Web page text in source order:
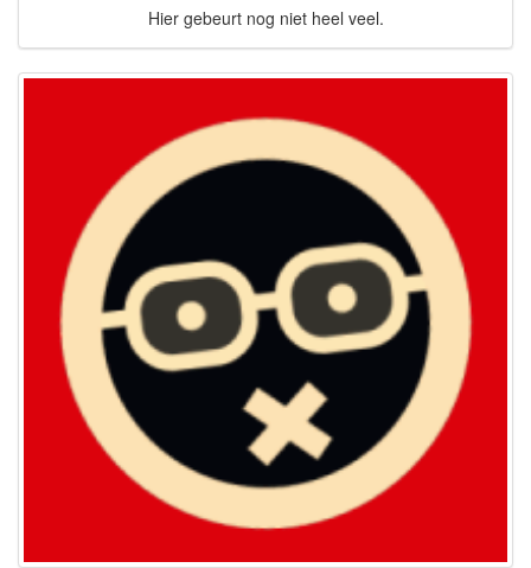
Hier gebeurt nog niet heel veel.